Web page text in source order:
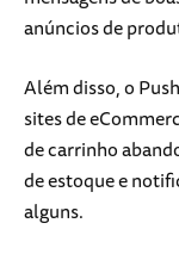
anúncios de
Além disso, o
sites de
de carrinho
de estoque e
alguns.